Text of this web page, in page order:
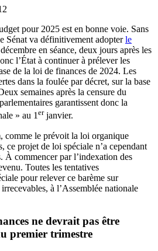
pour 2025 est en bonne voie. Sans
Sénat va définitivement adopterle
en séance, deux jours après les
l’État à continuer à prélever les
de la loi de finances de 2024. Les
dans la foulée par décret, sur la base
semaines après la censure du
garantissent donc la
» au 1erjanvier.
comme le prévoit la loi organique
ce projet de loi spéciale n’a cependant
À commencer par l’indexation des
Toutes les tentatives
pour relever ce barème sur
à l’Assemblée nationale
ne devrait pas être
premier trimestre